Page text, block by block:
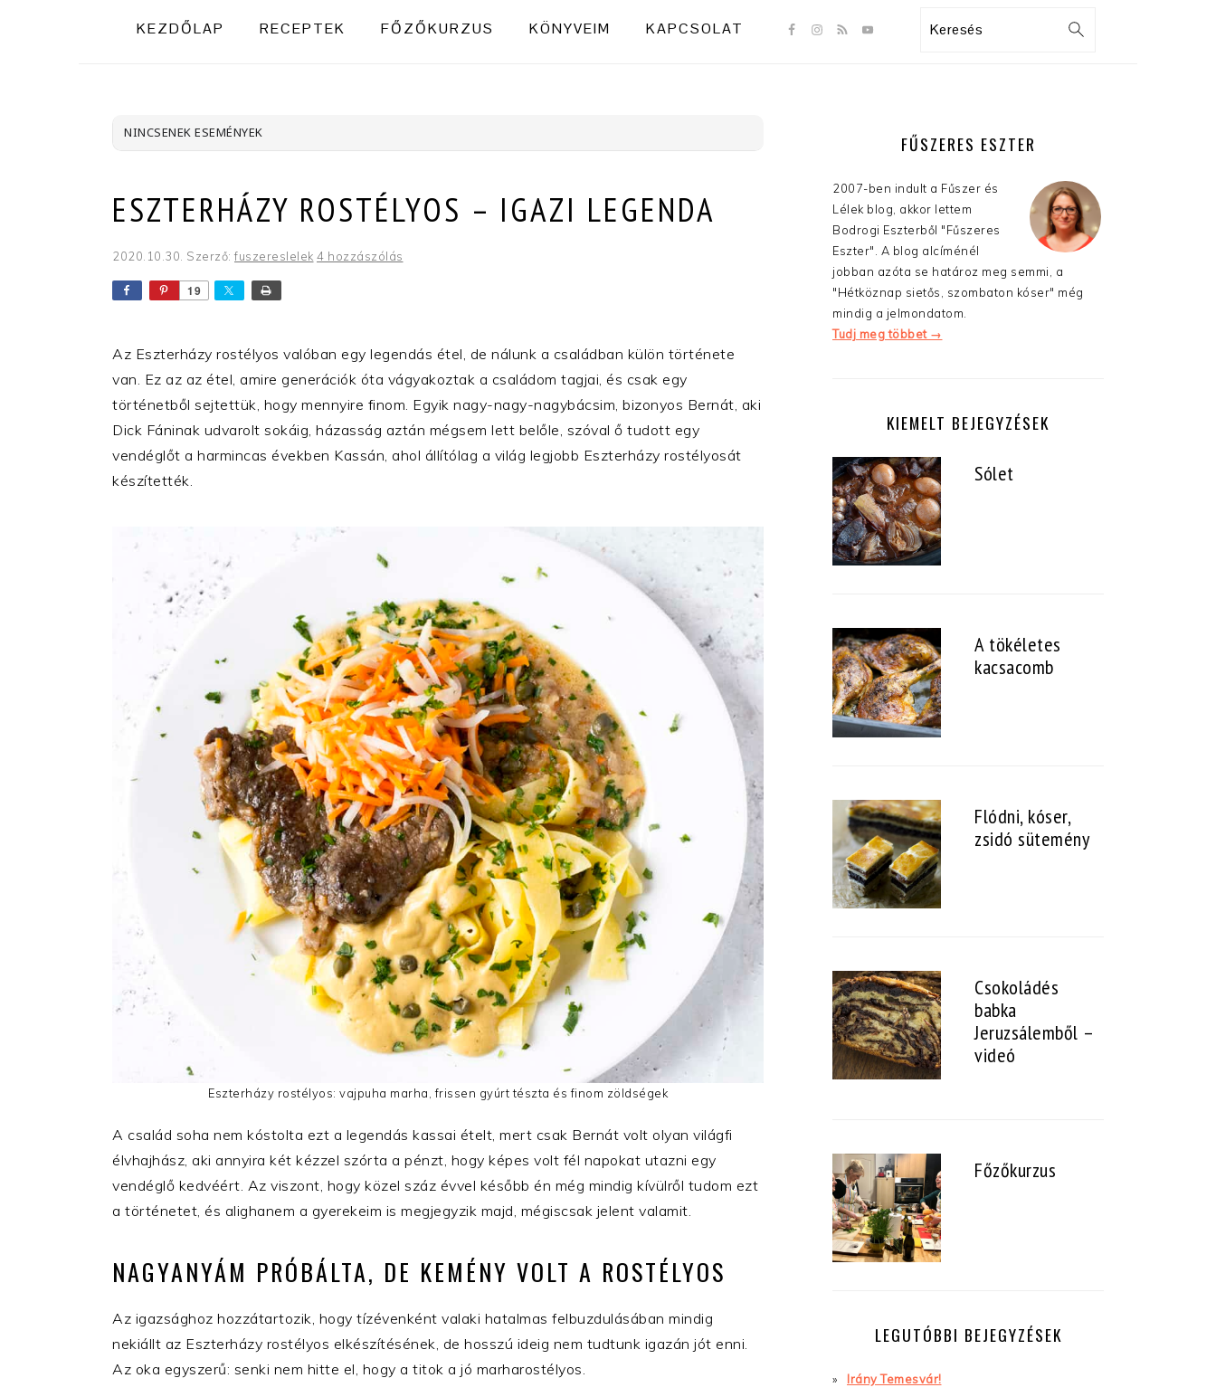
KEZDŐLAP RECEPTEK FŐZŐKURZUS KÖNYVEIM KAPCSOLAT
NAVIGATION
Search
NINCSENEK ESEMÉNYEK
ESZTERHÁZY ROSTÉLYOS – IGAZI LEGENDA
2020.10.30. Szerző: fuszereslelek 4 hozzászólás
19
Az Eszterházy rostélyos valóban egy legendás étel, de nálunk a családban külön története
van. Ez az az étel, amire generációk óta vágyakoztak a családom tagjai, és csak egy
történetből sejtettük, hogy mennyire finom. Egyik nagy-nagy-nagybácsim, bizonyos Bernát, aki
Dick Fáninak udvarolt sokáig, házasság aztán mégsem lett belőle, szóval ő tudott egy
vendéglőt a harmincas években Kassán, ahol állítólag a világ legjobb Eszterházy rostélyosát
készítették.
Eszterházy rostélyos: vajpuha marha, frissen gyúrt tészta és finom zöldségek
A család soha nem kóstolta ezt a legendás kassai ételt, mert csak Bernát volt olyan világfi
élvhajhász, aki annyira két kézzel szórta a pénzt, hogy képes volt fél napokat utazni egy
vendéglő kedvéért. Az viszont, hogy közel száz évvel később én még mindig kívülről tudom ezt
a történetet, és alighanem a gyerekeim is megjegyzik majd, mégiscsak jelent valamit.
NAGYANYÁM PRÓBÁLTA, DE KEMÉNY VOLT A ROSTÉLYOS
Az igazsághoz hozzátartozik, hogy tízévenként valaki hatalmas felbuzdulásában mindig
nekiállt az Eszterházy rostélyos elkészítésének, de hosszú ideig nem tudtunk igazán jót enni.
Az oka egyszerű: senki nem hitte el, hogy a titok a jó marharostélyos.
OLDALSÁVFŰSZERES ESZTER
2007-ben indult a Fűszer és
Lélek blog, akkor lettem
Bodrogi Eszterből "Fűszeres
Eszter". A blog alcíménél
jobban azóta se határoz meg semmi, a
"Hétköznap sietős, szombaton kóser" még
mindig a jelmondatom.
Tudj meg többet →
KIEMELT BEJEGYZÉSEK
Sólet
A tökéletes
kacsacomb
Flódni, kóser,
zsidó sütemény
Csokoládés
babka
Jeruzsálemből –
videó
Főzőkurzus
LEGUTÓBBI BEJEGYZÉSEK
Irány Temesvár!